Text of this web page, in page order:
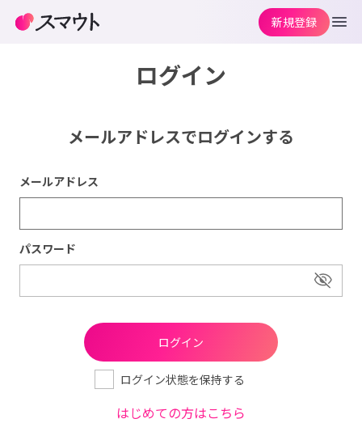
ログイン
メールアドレスでログインする
メールアドレス
パスワード
ログイン状態を保持する
はじめての方はこちら
新規登録